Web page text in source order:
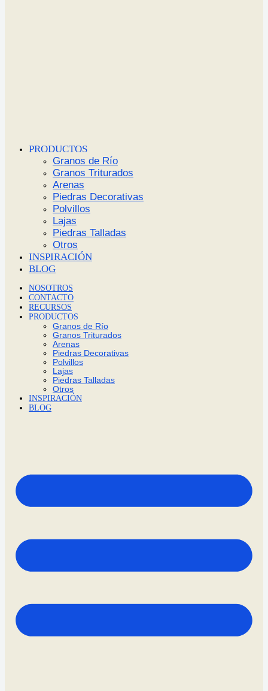
PRODUCTOS
Granos de Río
Granos Triturados
Arenas
Piedras Decorativas
Polvillos
Lajas
Piedras Talladas
Otros
INSPIRACIÓN
BLOG
NOSOTROS
CONTACTO
RECURSOS
PRODUCTOS
Granos de Río
Granos Triturados
Arenas
Piedras Decorativas
Polvillos
Lajas
Piedras Talladas
Otros
INSPIRACIÓN
BLOG